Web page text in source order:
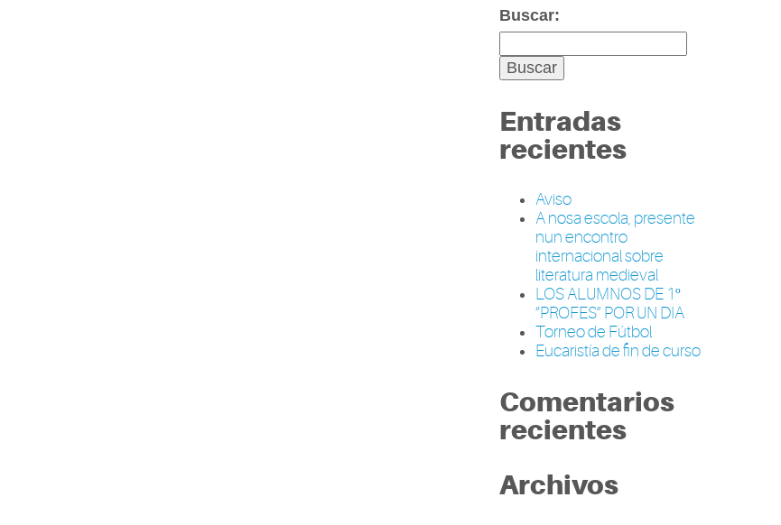
Buscar:
Entradas
recientes
Aviso
A nosa escola, presente
nun encontro
internacional sobre
literatura medieval
LOS ALUMNOS DE 1º
“PROFES” POR UN DIA
Torneo de Fútbol
Eucaristía de fin de curso
Comentarios
recientes
Archivos